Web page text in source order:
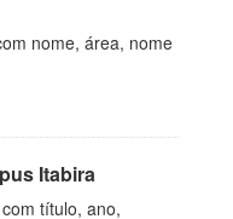
nome, área, nome
Itabira
título, ano,